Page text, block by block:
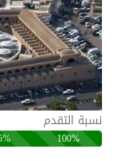
نسبة التقدم
100%